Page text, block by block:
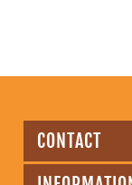
CONTACT